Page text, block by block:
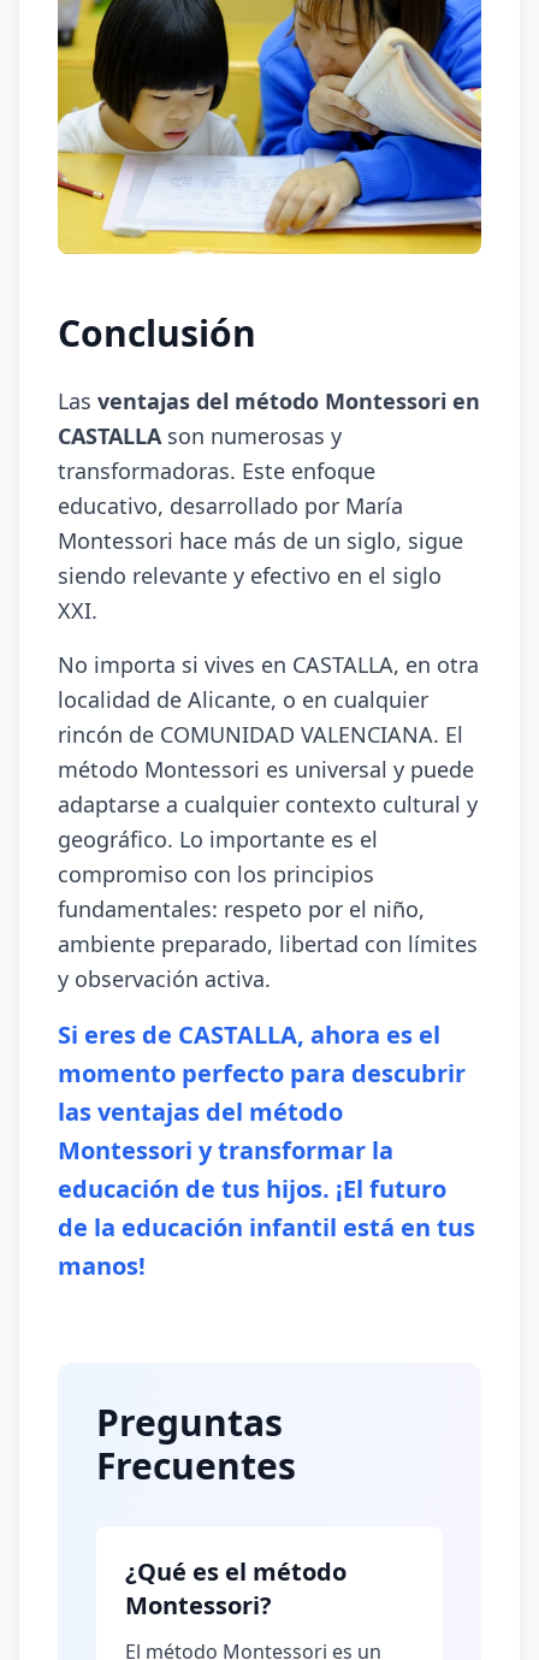
Conclusión
Las ventajas del método Montessori en
CASTALLAson numerosas y
transformadoras. Este enfoque
educativo, desarrollado por María
Montessori hace más de un siglo, sigue
siendo relevante y efectivo en el siglo
XXI.
No importa si vives en CASTALLA, en otra
localidad de Alicante, o en cualquier
rincón de COMUNIDAD VALENCIANA. El
método Montessori es universal y puede
adaptarse a cualquier contexto cultural y
geográfico. Lo importante es el
compromiso con los principios
fundamentales: respeto por el niño,
ambiente preparado, libertad con límites
y observación activa.
Si eres de CASTALLA, ahora es el
momento perfecto para descubrir
las ventajas del método
Montessori y transformar la
educación de tus hijos. ¡El futuro
de la educación infantil está en tus
manos!
Preguntas
Frecuentes
¿Qué es el método
Montessori?
El método Montessori es un